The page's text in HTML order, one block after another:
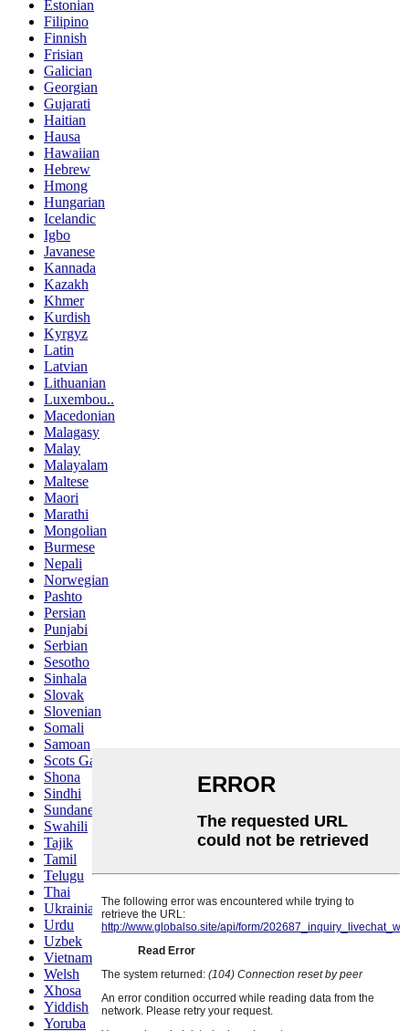
Estonian
Filipino
Finnish
Frisian
Galician
Georgian
Gujarati
Haitian
Hausa
Hawaiian
Hebrew
Hmong
Hungarian
Icelandic
Igbo
Javanese
Kannada
Kazakh
Khmer
Kurdish
Kyrgyz
Latin
Latvian
Lithuanian
Luxembou..
Macedonian
Malagasy
Malay
Malayalam
Maltese
Maori
Marathi
Mongolian
Burmese
Nepali
Norwegian
Pashto
Persian
Punjabi
Serbian
Sesotho
Sinhala
Slovak
Slovenian
Somali
Samoan
Scots Gaelic
Shona
Sindhi
Sundanese
Swahili
Tajik
Tamil
Telugu
Thai
Ukrainian
Urdu
Uzbek
Vietnamese
Welsh
Xhosa
Yiddish
Yoruba